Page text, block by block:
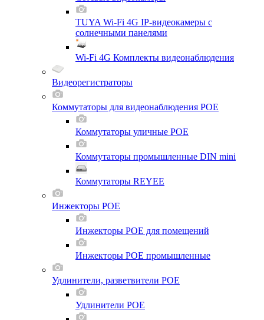
TUYA Wi-Fi 4G IP-видеокамеры с
солнечными панелями
Wi-Fi 4G Комплекты видеонаблюдения
Видеорегистраторы
Коммутаторы для видеонаблюдения POE
Коммутаторы уличные POE
Коммутаторы промышленные DIN mini
Коммутаторы REYEE
Инжекторы POE
Инжекторы POE для помещений
Инжекторы POE промышленные
Удлинители, разветвители POE
Удлинители POE